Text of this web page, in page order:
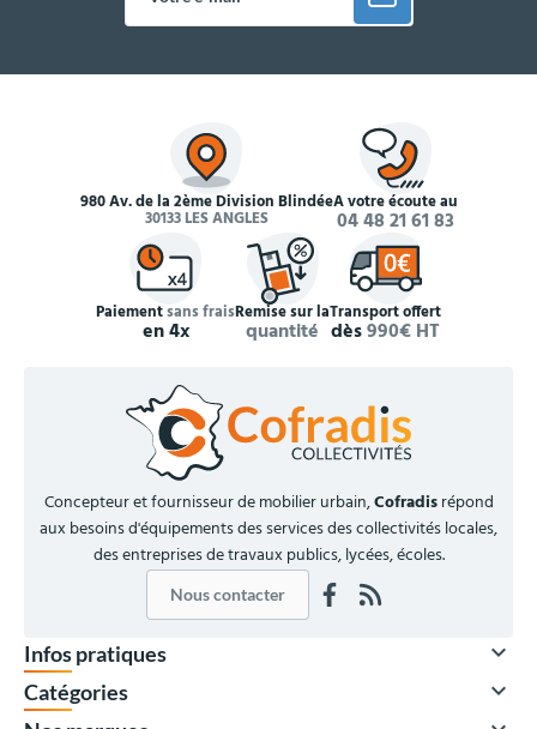
980 Av. de la 2ème Division Blindée
30133 LES ANGLES
À votre écoute au
04 48 21 61 83
Paiementsans frais
en 4x
Remise sur la
quantité
Transport offert
dès990€ HT
Concepteur et fournisseur de mobilier urbain,Cofradisrépond
aux besoins d'équipements des services des collectivités locales,
des entreprises de travaux publics, lycées, écoles.
Nous contacter
Infos pratiques 
Catégories 